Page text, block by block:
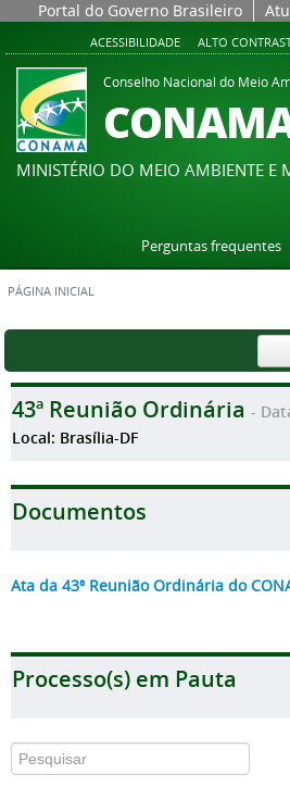
Portal do Governo Brasileiro
ACESSIBILIDADE ALTO
Conselho Nacional do Meio
MINISTÉRIO DO MEIO AMBIENTE E
Perguntas frequentes
PÁGINA INICIAL
43ª Reunião Ordinária -
Local: Brasília-DF
Documentos
Ata da 43ª Reunião Ordinária do
Processo(s) em Pauta